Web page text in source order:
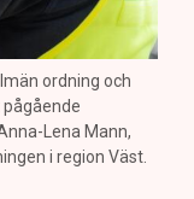
ordning och
Lena Mann,
i region Väst.